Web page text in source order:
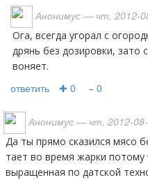
Анонимус — чт, 2012-
Ога, всегда угорал с огородников. Сами сыпят всякую
дрянь без дозировки, зато
воняет.
ответить ✚ 0 − 0
Анонимус — чт, 2012-
Да ты прямо сказился мясо без химии посмотри как оно
тает во время жарки
выращенная по датской